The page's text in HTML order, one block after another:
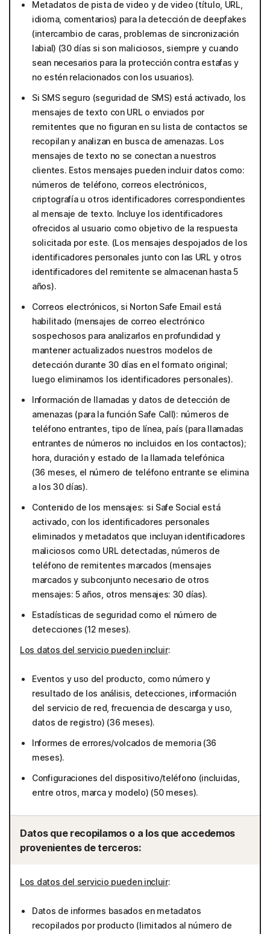
Metadatos de pista de video y de video (título, URL,
idioma, comentarios) para la detección de deepfakes
(intercambio de caras, problemas de sincronización
labial) (30 días si son maliciosos, siempre y cuando
sean necesarios para la protección contra estafas y
no estén relacionados con los usuarios).
Si SMS seguro (seguridad de SMS) está activado, los
mensajes de texto con URL o enviados por
remitentes que no figuran en su lista de contactos se
recopilan y analizan en busca de amenazas. Los
mensajes de texto no se conectan a nuestros
clientes. Estos mensajes pueden incluir datos como:
números de teléfono, correos electrónicos,
criptografía u otros identificadores correspondientes
al mensaje de texto. Incluye los identificadores
ofrecidos al usuario como objetivo de la respuesta
solicitada por este. (Los mensajes despojados de los
identificadores personales junto con las URL y otros
identificadores del remitente se almacenan hasta 5
años).
Correos electrónicos, si Norton Safe Email está
habilitado (mensajes de correo electrónico
sospechosos para analizarlos en profundidad y
mantener actualizados nuestros modelos de
detección durante 30 días en el formato original;
luego eliminamos los identificadores personales).
Información de llamadas y datos de detección de
amenazas (para la función Safe Call): números de
teléfono entrantes, tipo de línea, país (para llamadas
entrantes de números no incluidos en los contactos);
hora, duración y estado de la llamada telefónica
(36 meses, el número de teléfono entrante se elimina
a los 30 días).
Contenido de los mensajes: si Safe Social está
activado, con los identificadores personales
eliminados y metadatos que incluyan identificadores
maliciosos como URL detectadas, números de
teléfono de remitentes marcados (mensajes
marcados y subconjunto necesario de otros
mensajes: 5 años, otros mensajes: 30 días).
Estadísticas de seguridad como el número de
detecciones (12 meses).
Los datos del servicio pueden incluir:
Eventos y uso del producto, como número y
resultado de los análisis, detecciones, información
del servicio de red, frecuencia de descarga y uso,
datos de registro) (36 meses).
Informes de errores/volcados de memoria (36
meses).
Configuraciones del dispositivo/teléfono (incluidas,
entre otros, marca y modelo) (50 meses).
Datos que recopilamos o a los que accedemos
provenientes de terceros:
Los datos del servicio pueden incluir:
Datos de informes basados en metadatos
recopilados por producto (limitados al número de